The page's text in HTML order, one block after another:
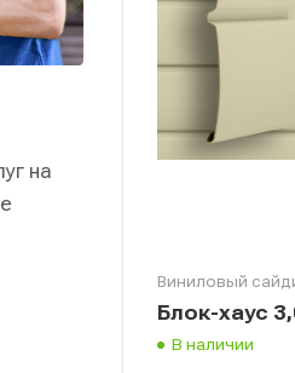
Виниловый
Блок-хаус
В наличии
на